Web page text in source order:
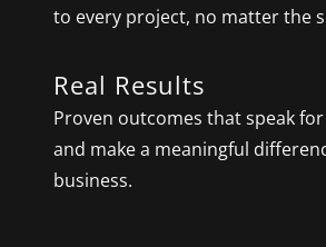
to every project, no matter the
Real Results
Proven outcomes that speak
and make a meaningful
business.